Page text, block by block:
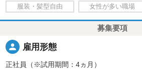
服装・髪型自由 女性が多い職場
募集要項
person 雇用形態
正社員（※試用期間：4ヵ月）